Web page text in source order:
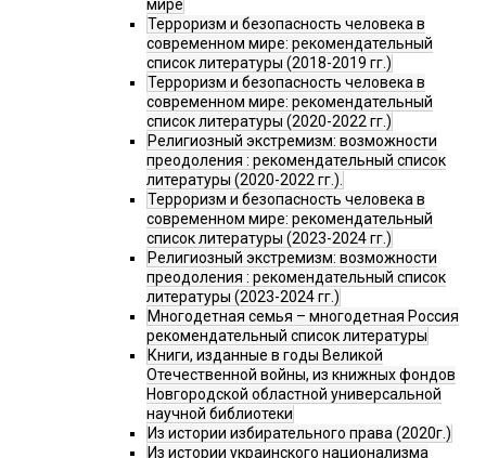
мире
Терроризм и безопасность человека в
современном мире: рекомендательный
список литературы (2018-2019 гг.)
Терроризм и безопасность человека в
современном мире: рекомендательный
список литературы (2020-2022 гг.)
Религиозный экстремизм: возможности
преодоления : рекомендательный список
литературы (2020-2022 гг.).
Терроризм и безопасность человека в
современном мире: рекомендательный
список литературы (2023-2024 гг.)
Религиозный экстремизм: возможности
преодоления : рекомендательный список
литературы (2023-2024 гг.)
Многодетная семья – многодетная Россия
рекомендательный список литературы
Книги, изданные в годы Великой
Отечественной войны, из книжных фондов
Новгородской областной универсальной
научной библиотеки
Из истории избирательного права (2020г.)
Из истории украинского национализма